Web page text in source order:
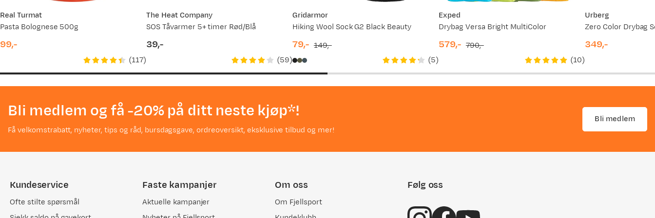
Real Turmat
Pasta Bolognese 500g
99,-
(117)
The Heat Company
SOS Tåvarmer 5+ timer Rød/Blå
39,-
(59)
Gridarmor
Hiking Wool Sock G2 Black Beauty
price
79,-
price
149,-
(5)
Exped
Drybag Versa Bright MultiColor
579,- 790,-
(10)
Urberg
Zero Color Drybag
349,-
Bli medlem og få -20% på ditt neste kjøp*!
Få velkomstrabatt, nyheter, tips og råd, bursdagsgave, ordreoversikt, eksklusive tilbud og mer!
Bli medlem
Kundeservice
Ofte stilte spørsmål
Faste kampanjer
Aktuelle kampanjer
Om oss
Om Fjellsport
Følg oss